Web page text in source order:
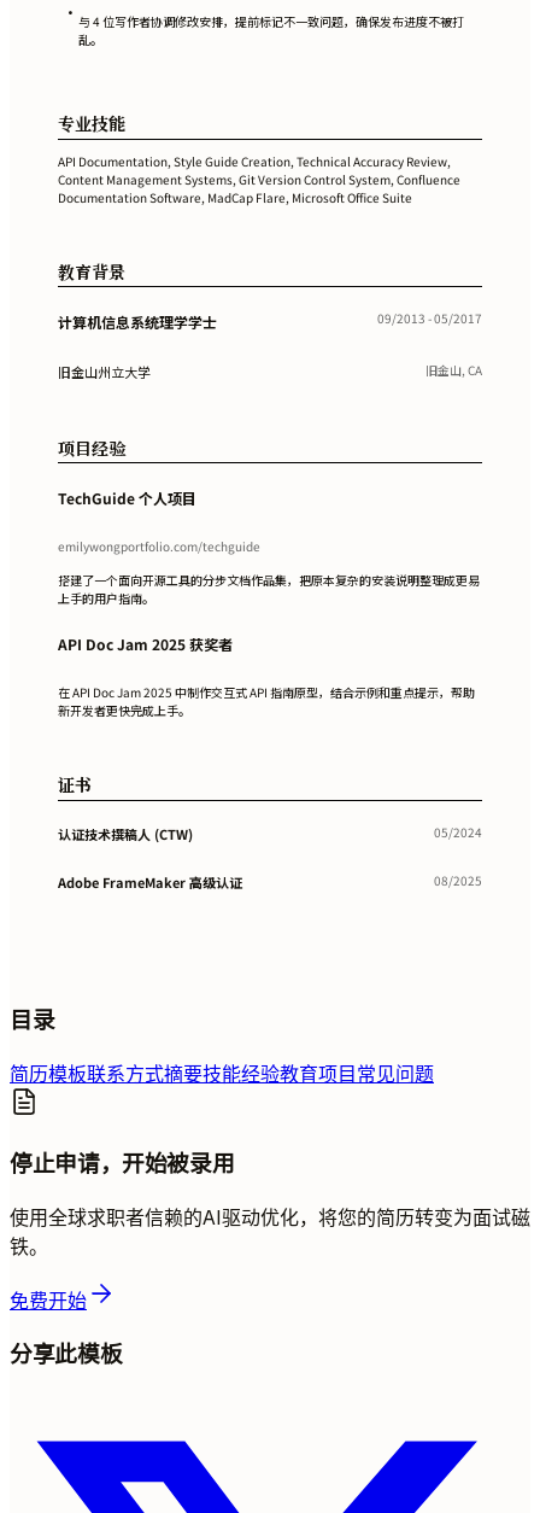
• 与 4 位写作者协调修改安排，提前标记不一致问题，确保发布进度不被打
乱。
专业技能
API Documentation, Style Guide Creation, Technical Accuracy Review,
Content Management Systems, Git Version Control System, Confluence
Documentation Software, MadCap Flare, Microsoft Office Suite
教育背景
计算机信息系统理学学士 09/2013 - 05/2017
旧金山州立大学 旧金山, CA
项目经验
TechGuide 个人项目
emilywongportfolio.com/techguide
搭建了一个面向开源工具的分步文档作品集，把原本复杂的安装说明整理成更易
上手的用户指南。
API Doc Jam 2025 获奖者
在 API Doc Jam 2025 中制作交互式 API 指南原型，结合示例和重点提示，帮助
新开发者更快完成上手。
证书
认证技术撰稿人 (CTW) 05/2024
Adobe FrameMaker 高级认证 08/2025
目录
简历模板联系方式摘要技能经验教育项目常见问题
停止申请，开始被录用
使用全球求职者信赖的AI驱动优化，将您的简历转变为面试磁
铁。
免费开始
分享此模板